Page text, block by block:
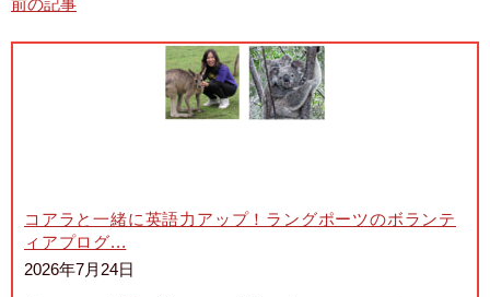
前の記事
コアラと一緒に英語力アップ！ラングポーツのボランテ
ィアプログ...
2026年7月24日